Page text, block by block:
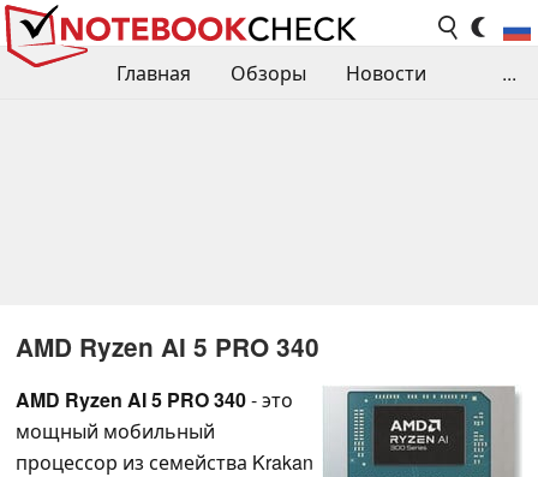
Главная Обзоры
Новости
...
AMD Ryzen AI 5 PRO 340
AMD Ryzen AI 5 PRO 340- это
мощный мобильный
процессор из семейства Krakan